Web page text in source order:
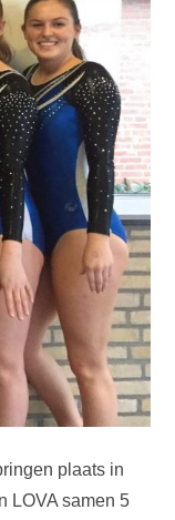
plaats in
LOVA samen 5